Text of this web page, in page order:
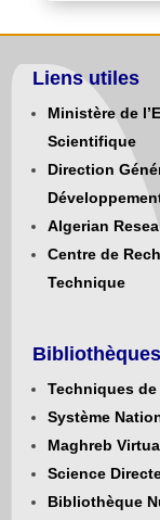
Liens utiles
Ministère de
Scientifique
Direction
Algerian
Centre de
Technique
Techniques de
Système
Maghreb
Science
Bibliothèque